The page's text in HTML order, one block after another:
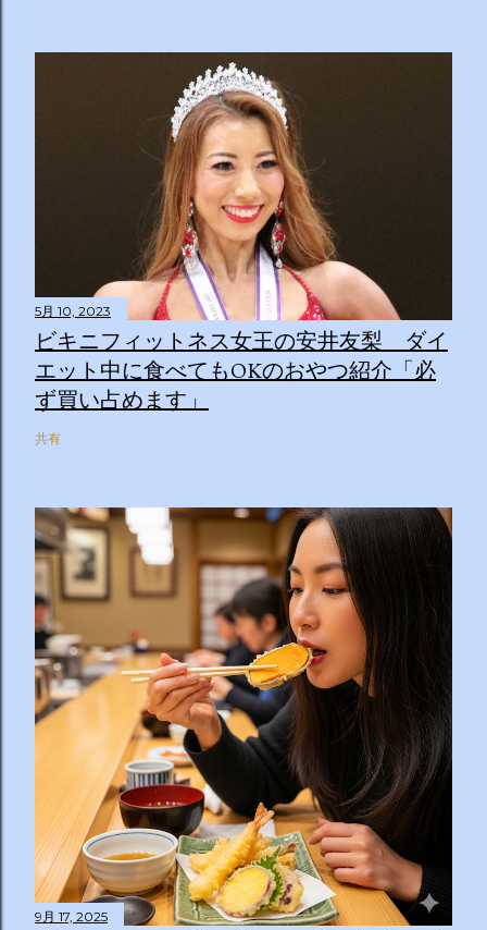
5月 10, 2023
ビキニフィットネス女王の安井友梨 ダイ
エット中に食べてもOKのおやつ紹介「必
ず買い占めます」
共有
9月 17, 2025